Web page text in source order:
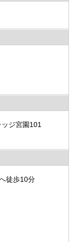
ジ宮園101
徒歩10分